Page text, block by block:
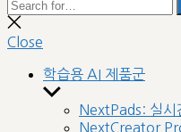
Search
for:
Close
search
Close
학습용 AI 제품군
Show
sub
menu
NextPads: 실시
NextCreator